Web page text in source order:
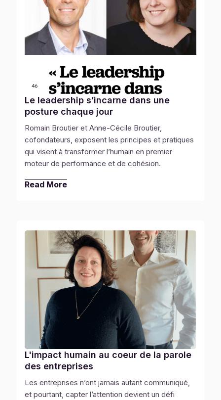
la peur de parler en public est
une des phobies sociales les plus partagées
Le leadership s’incarne dans une
posture chaque jour
Romain Broutier et Anne-Cécile Broutier,
cofondateurs, exposent les principes et pratiques
qui visent à transformer l’humain en premier
moteur de performance et de cohésion.
Read More
L'impact humain au coeur de la parole
des entreprises
Les entreprises n’ont jamais autant communiqué,
et pourtant, capter l’attention devient un défi